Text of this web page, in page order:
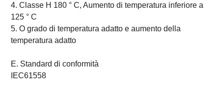
4. Classe H 180 ° C, Aumento di temperatura inferiore a
125 ° C
5. O grado di temperatura adatto e aumento della
temperatura adatto
E. Standard di conformità
IEC61558